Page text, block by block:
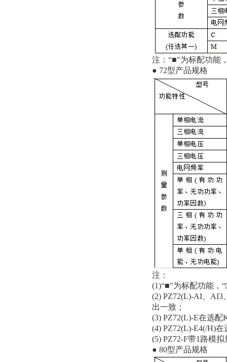
注：“■"为标配功能
● 72型产品规格
注：
(1)“■"为标配功能，
(2) PZ72(L)-AI、AI3
出一致；
(3) PZ72(L)-E在选
(4) PZ72(L)-E4(/H)
(5) PZ72-F带1路模
● 80型产品规格